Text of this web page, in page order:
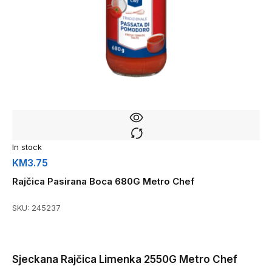
In stock
KM3.75
Rajčica Pasirana Boca 680G Metro Chef
SKU: 245237
Sjeckana Rajčica Limenka 2550G Metro Chef